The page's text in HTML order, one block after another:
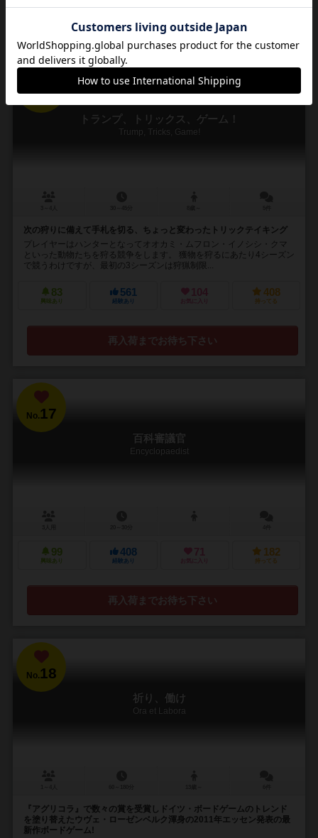
再入荷までお待ち下さい
No.16
トランプ、トリックス、ゲーム！
Trump, Tricks, Game!
次の狩りに備えて手札を切る、ちょっと変わったトリックテイキング
プレイヤーはハンターとなってオオカミ・ムフロン・イノシシ・クマ
といった動物たちを狩る競争をします。 獲物を狩るにあたり4シーズン
で競うわけですが、最初の3シーズンは狩猟制限...
83
興味あり
561
経験あり
104
お気に入り
408
持ってる
再入荷までお待ち下さい
No.17
百科審議官
Encyclopaedist
99
興味あり
408
経験あり
71
お気に入り
182
持ってる
再入荷までお待ち下さい
No.18
祈り、働け
Ora et Labora
『アグリコラ』で数々の賞を受賞しドイツ・ボードゲームのトレンド
を塗り替えたウヴェ・ローゼンベルク渾身の2011年エッセン発表の最
新作ボードゲーム!